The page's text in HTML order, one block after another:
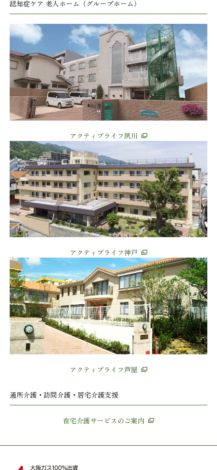
認知症ケア 老人ホーム（グループホーム）
アクティブライフ夙川
アクティブライフ神戸
アクティブライフ芦屋
通所介護・訪問介護・居宅介護支援
在宅介護サービスのご案内